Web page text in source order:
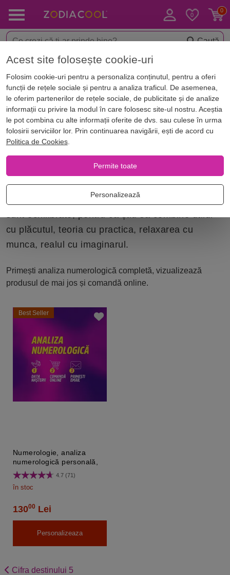
Caută
Acasă Numerologie Calcul cifra destinului
Cifra destinului 6
Calea vieții
Persoanele cu cifra destinului 6 se simt împlinite
fac ceva creativ, echilibrat, armonios și când au o
Caracteristici pozitive
Persoanele care au destinul guvernat de cifra 6
sunt echilibrate, pentru că știu să combine utilul
cu plăcutul, teoria cu practica, relaxarea cu
munca, realul cu imaginarul.
Primești analiza numerologică completă, vizualizează
produsul de mai jos și comandă online.
Best Seller
Numerologie, analiza
numerologică personală,
livrare pe E-mail cca 24
pagini
4.7 (71)
în stoc
13000 Lei
Personalizeaza
Cifra destinului 5
Acest site folosește cookie-uri
Folosim cookie-uri pentru a personaliza conținutul, pentru a oferi
funcții de rețele sociale și pentru a analiza traficul. De asemenea,
le oferim partenerilor de rețele sociale, de publicitate și de analize
informații cu privire la modul în care folosesc site-ul nostru. Aceștia
le pot combina cu alte informații oferite de dvs. sau culese în urma
folosirii serviciilor lor. Prin continuarea navigării, ești de acord cu
Politica de Cookies.
Permite toate
Personalizează